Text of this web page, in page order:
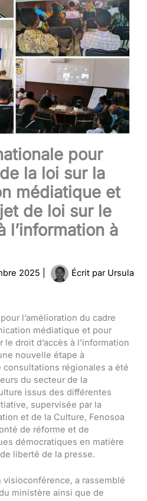
pour
la loi sur la
médiatique et
de loi sur le
l’information à
2025 Écrit par Ursula
l’amélioration du cadre
médiatique et pour
droit d’accès à l’information
nouvelle étape à
consultations régionales a été
du secteur de la
issus des différentes
supervisée par la
et de la Culture, Fenosoa
de réforme et de
démocratiques en matière
liberté de la presse.
visioconférence, a rassemblé
ministère ainsi que de